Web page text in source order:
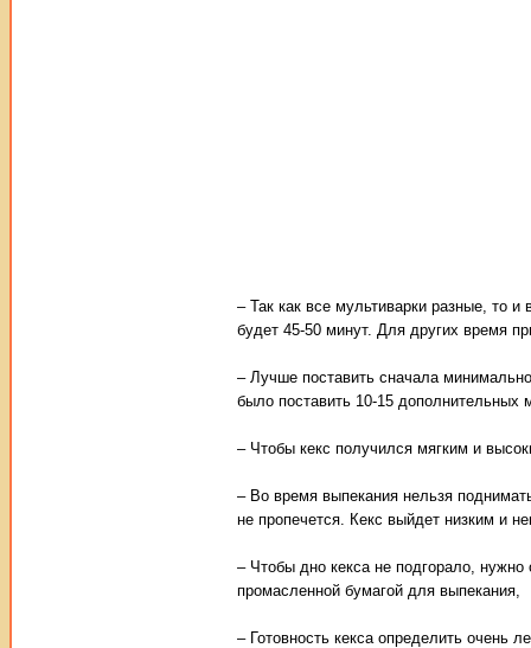
– Так как все мультиварки разные, то
будет 45-50 минут. Для других время
– Лучше поставить сначала
было поставить 10-15
– Чтобы кекс получился мягким и
– Во время выпекания нельзя
не пропечется. Кекс выйдет низким и
– Чтобы дно кекса не подгорало,
промасленной бумагой для выпекания,
– Готовность кекса определить очень